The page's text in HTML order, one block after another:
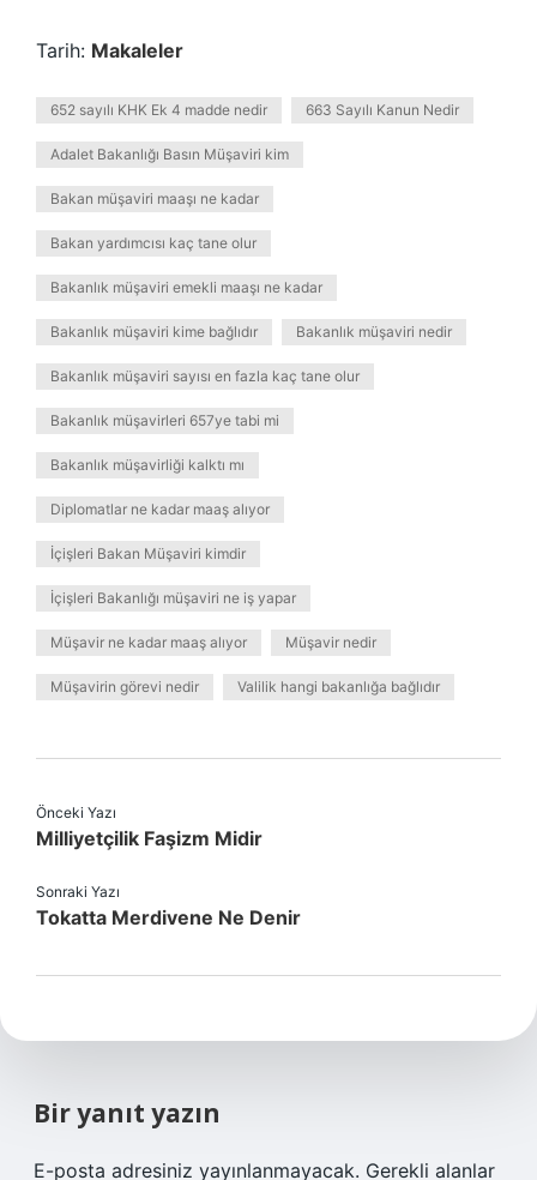
Tarih: Makaleler
652 sayılı KHK Ek 4 madde nedir 663 Sayılı Kanun Nedir
Adalet Bakanlığı Basın Müşaviri kim
Bakan müşaviri maaşı ne kadar
Bakan yardımcısı kaç tane olur
Bakanlık müşaviri emekli maaşı ne kadar
Bakanlık müşaviri kime bağlıdır Bakanlık müşaviri nedir
Bakanlık müşaviri sayısı en fazla kaç tane olur
Bakanlık müşavirleri 657ye tabi mi
Bakanlık müşavirliği kalktı mı
Diplomatlar ne kadar maaş alıyor
İçişleri Bakan Müşaviri kimdir
İçişleri Bakanlığı müşaviri ne iş yapar
Müşavir ne kadar maaş alıyor Müşavir nedir
Müşavirin görevi nedir Valilik hangi bakanlığa bağlıdır
Önceki Yazı
Milliyetçilik Faşizm Midir
Sonraki Yazı
Tokatta Merdivene Ne Denir
Bir yanıt yazın
E-posta adresiniz yayınlanmayacak. Gerekli alanlar